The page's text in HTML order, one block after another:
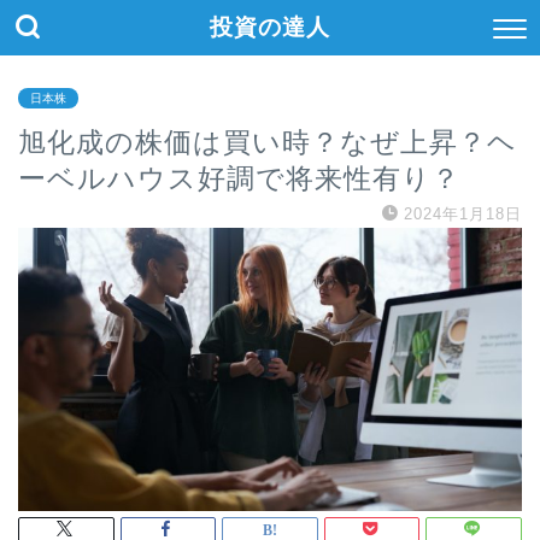
投資の達人
日本株
旭化成の株価は買い時？なぜ上昇？ヘ
ーベルハウス好調で将来性有り？
2024年1月18日